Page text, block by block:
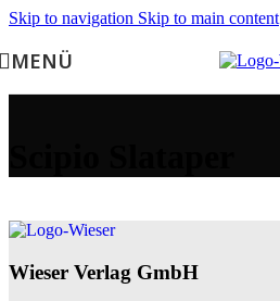
Skip to navigation Skip to main content
MENÜ
Wieser Verlag GmbH